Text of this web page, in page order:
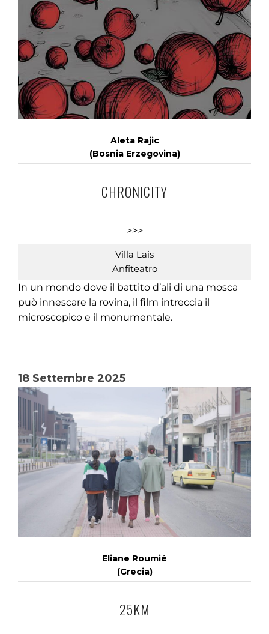
Aleta Rajic
(Bosnia Erzegovina)
CHRONICITY
>>>
Villa Lais
Anfiteatro
In un mondo dove il battito d’ali di una mosca
può innescare la rovina, il film intreccia il
microscopico e il monumentale.
18 Settembre 2025
Eliane Roumié
(Grecia)
25KM